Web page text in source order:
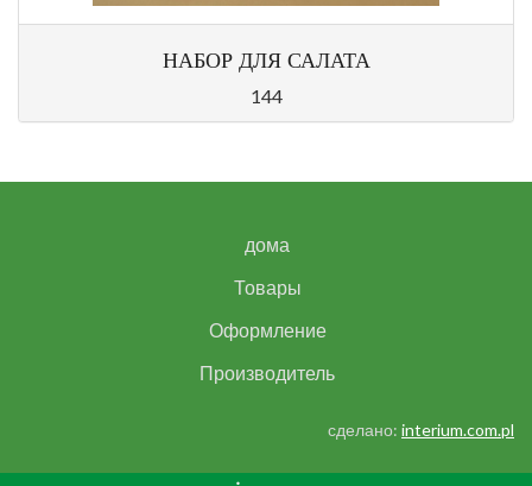
НАБОР ДЛЯ САЛАТА
144
дома
Товары
Оформление
Производитель
сделано: interium.com.pl